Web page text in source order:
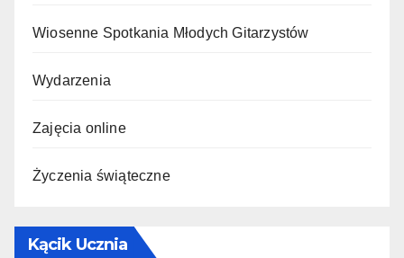
Wiosenne Spotkania Młodych Gitarzystów
Wydarzenia
Zajęcia online
Życzenia świąteczne
Kącik Ucznia